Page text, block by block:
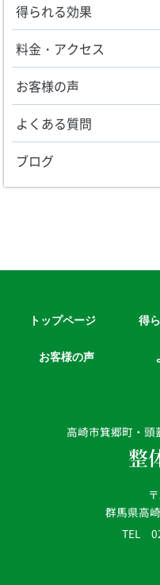
得られる効果
料金・アクセス
お客様の声
よくある質問
ブログ
高崎市箕郷町・頭
整
群馬県高
TEL
トップページ 得
お客様の声